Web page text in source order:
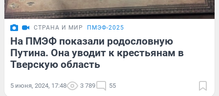
СТРАНА И МИР ПМЭФ-2025
На ПМЭФ показали родословную
Путина. Она уводит к крестьянам в
Тверскую область
5 июня, 2024, 17:48 3 789 55